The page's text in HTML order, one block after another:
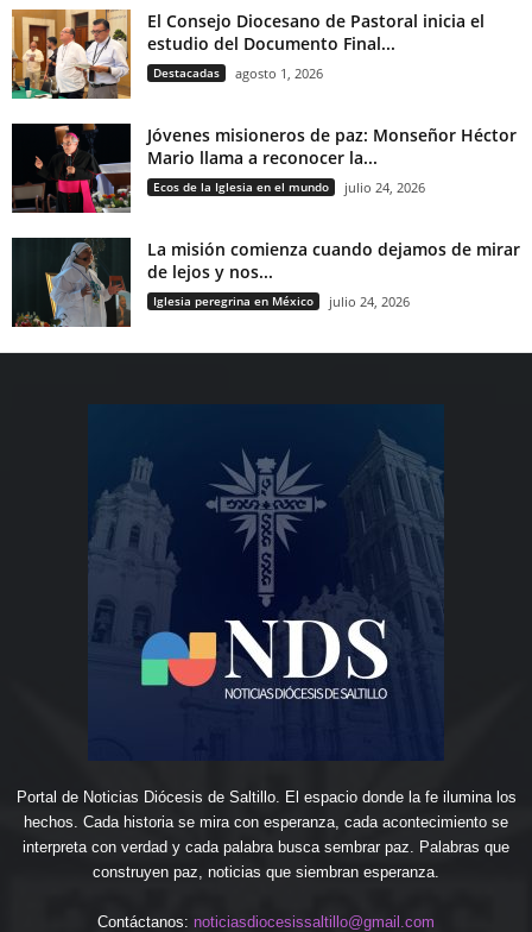
El Consejo Diocesano de Pastoral inicia el
estudio del Documento Final...
Destacadas agosto 1, 2026
Jóvenes misioneros de paz: Monseñor Héctor
Mario llama a reconocer la...
Ecos de la Iglesia en el mundo julio 24, 2026
La misión comienza cuando dejamos de mirar
de lejos y nos...
Iglesia peregrina en México julio 24, 2026
Portal de Noticias Diócesis de Saltillo. El espacio donde la fe ilumina los
hechos. Cada historia se mira con esperanza, cada acontecimiento se
interpreta con verdad y cada palabra busca sembrar paz. Palabras que
construyen paz, noticias que siembran esperanza.
Contáctanos: noticiasdiocesissaltillo@gmail.com